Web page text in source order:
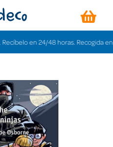
en 24/48 horas. Recogida en